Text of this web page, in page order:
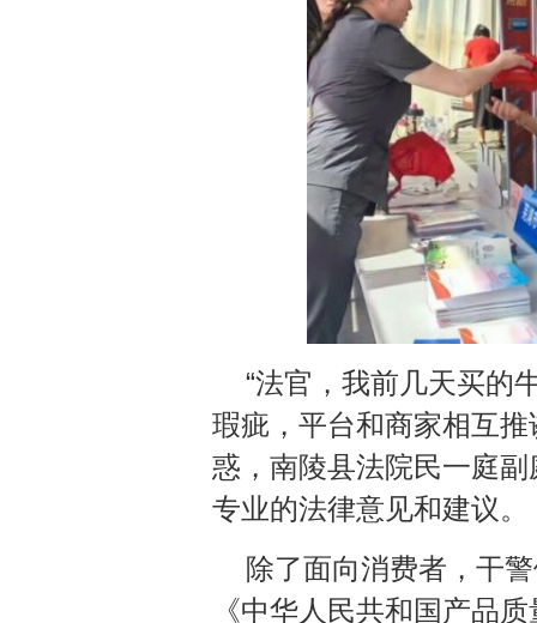
“法官，我前几天买的
瑕疵，平台和商家相互
惑，南陵县法院民一庭
专业的法律意见和建议。
除了面向消费者，干
《中华人民共和国产品
动物扰民